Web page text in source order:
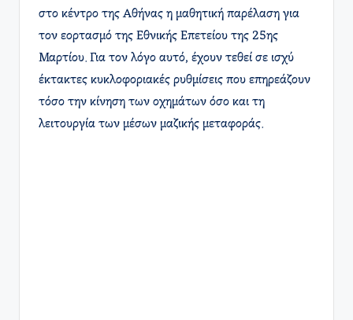
στο κέντρο της Αθήνας η μαθητική παρέλαση για
τον εορτασμό της Εθνικής Επετείου της 25ης
Μαρτίου. Για τον λόγο αυτό, έχουν τεθεί σε ισχύ
έκτακτες κυκλοφοριακές ρυθμίσεις που επηρεάζουν
τόσο την κίνηση των οχημάτων όσο και τη
λειτουργία των μέσων μαζικής μεταφοράς.